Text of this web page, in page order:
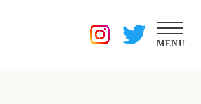
MENU